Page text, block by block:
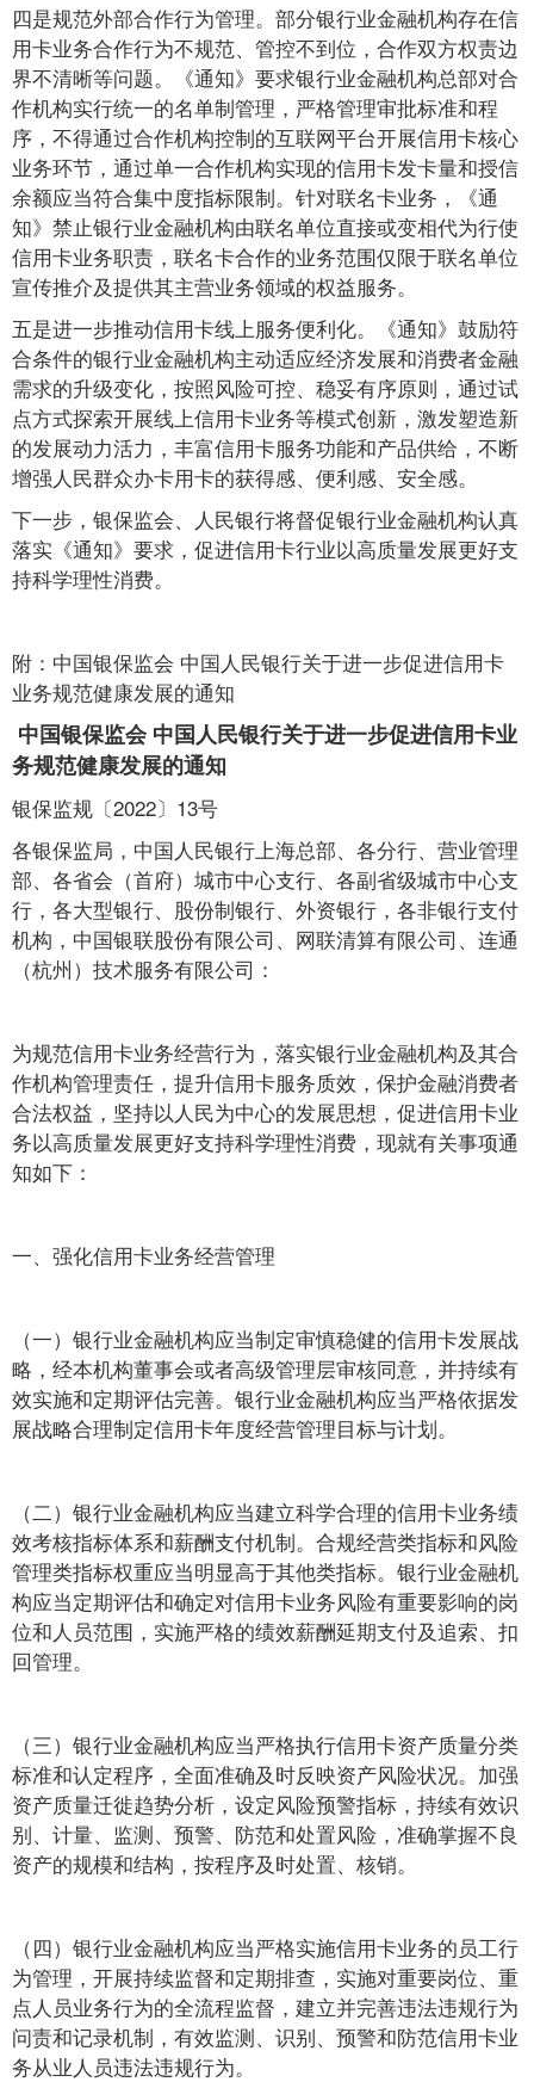
四是规范外部合作行为管理。部分银行业金融机构存在信
用卡业务合作行为不规范、管控不到位，合作双方权责边
界不清晰等问题。《通知》要求银行业金融机构总部对合
作机构实行统一的名单制管理，严格管理审批标准和程
序，不得通过合作机构控制的互联网平台开展信用卡核心
业务环节，通过单一合作机构实现的信用卡发卡量和授信
余额应当符合集中度指标限制。针对联名卡业务，《通
知》禁止银行业金融机构由联名单位直接或变相代为行使
信用卡业务职责，联名卡合作的业务范围仅限于联名单位
宣传推介及提供其主营业务领域的权益服务。
五是进一步推动信用卡线上服务便利化。《通知》鼓励符
合条件的银行业金融机构主动适应经济发展和消费者金融
需求的升级变化，按照风险可控、稳妥有序原则，通过试
点方式探索开展线上信用卡业务等模式创新，激发塑造新
的发展动力活力，丰富信用卡服务功能和产品供给，不断
增强人民群众办卡用卡的获得感、便利感、安全感。
下一步，银保监会、人民银行将督促银行业金融机构认真
落实《通知》要求，促进信用卡行业以高质量发展更好支
持科学理性消费。
附：中国银保监会 中国人民银行关于进一步促进信用卡
业务规范健康发展的通知
中国银保监会 中国人民银行关于进一步促进信用卡业
务规范健康发展的通知
银保监规〔2022〕13号
各银保监局，中国人民银行上海总部、各分行、营业管理
部、各省会（首府）城市中心支行、各副省级城市中心支
行，各大型银行、股份制银行、外资银行，各非银行支付
机构，中国银联股份有限公司、网联清算有限公司、连通
（杭州）技术服务有限公司：
为规范信用卡业务经营行为，落实银行业金融机构及其合
作机构管理责任，提升信用卡服务质效，保护金融消费者
合法权益，坚持以人民为中心的发展思想，促进信用卡业
务以高质量发展更好支持科学理性消费，现就有关事项通
知如下：
一、强化信用卡业务经营管理
（一）银行业金融机构应当制定审慎稳健的信用卡发展战
略，经本机构董事会或者高级管理层审核同意，并持续有
效实施和定期评估完善。银行业金融机构应当严格依据发
展战略合理制定信用卡年度经营管理目标与计划。
（二）银行业金融机构应当建立科学合理的信用卡业务绩
效考核指标体系和薪酬支付机制。合规经营类指标和风险
管理类指标权重应当明显高于其他类指标。银行业金融机
构应当定期评估和确定对信用卡业务风险有重要影响的岗
位和人员范围，实施严格的绩效薪酬延期支付及追索、扣
回管理。
（三）银行业金融机构应当严格执行信用卡资产质量分类
标准和认定程序，全面准确及时反映资产风险状况。加强
资产质量迁徙趋势分析，设定风险预警指标，持续有效识
别、计量、监测、预警、防范和处置风险，准确掌握不良
资产的规模和结构，按程序及时处置、核销。
（四）银行业金融机构应当严格实施信用卡业务的员工行
为管理，开展持续监督和定期排查，实施对重要岗位、重
点人员业务行为的全流程监督，建立并完善违法违规行为
问责和记录机制，有效监测、识别、预警和防范信用卡业
务从业人员违法违规行为。